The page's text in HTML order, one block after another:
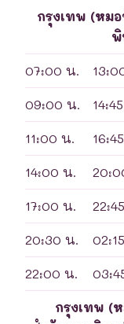
กรุงเทพ (หม
07:00 น.
09:00 น. 14:45
11:00 น. 16:45
14:00 น.
17:00 น. 22:45
20:30 น. 02:15
22:00 น.
กรุงเทพ (